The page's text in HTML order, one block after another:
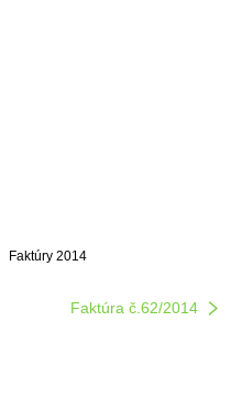
Faktúry 2014
Faktúra č.62/2014